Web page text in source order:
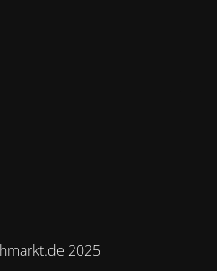
2025